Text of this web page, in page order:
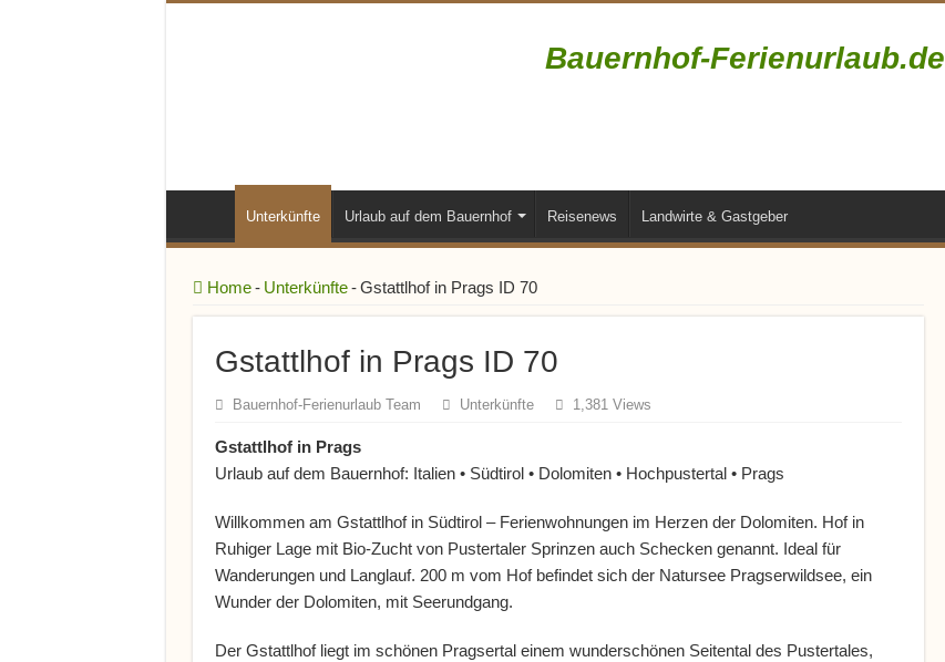
Bauernhof-Ferienurlaub.de
Unterkünfte Urlaub auf dem Bauernhof Reisenews Landwirte & Gastgeber
Home - Unterkünfte - Gstattlhof in Prags ID 70
Gstattlhof in Prags ID 70
Bauernhof-Ferienurlaub Team Unterkünfte 1,381 Views
Gstattlhof in Prags
Urlaub auf dem Bauernhof: Italien • Südtirol • Dolomiten • Hochpustertal • Prags
Willkommen am Gstattlhof in Südtirol – Ferienwohnungen im Herzen der Dolomiten. Hof in
Ruhiger Lage mit Bio-Zucht von Pustertaler Sprinzen auch Schecken genannt. Ideal für
Wanderungen und Langlauf. 200 m vom Hof befindet sich der Natursee Pragserwildsee, ein
Wunder der Dolomiten, mit Seerundgang.
Der Gstattlhof liegt im schönen Pragsertal einem wunderschönen Seitental des Pustertales,